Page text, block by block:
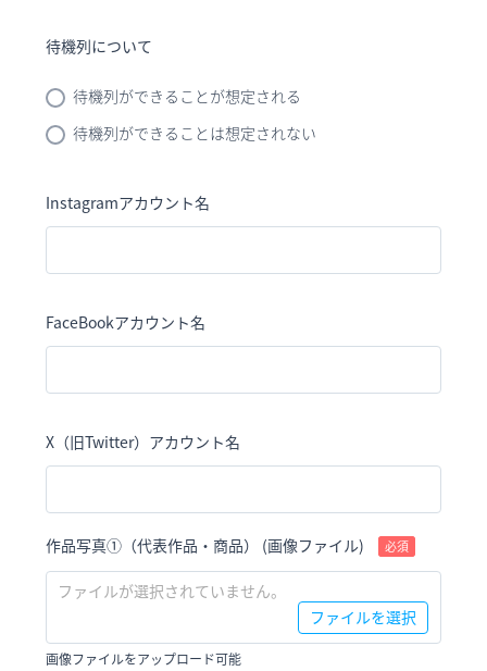
待機列について
待機列ができることが想定される
待機列ができることは想定されない
Instagramアカウント名
FaceBookアカウント名
X（旧Twitter）アカウント名
作品写真①（代表作品・商品） (画像ファイル) 必須
ファイルが選択されていません。
ファイルを選択
画像ファイルをアップロード可能